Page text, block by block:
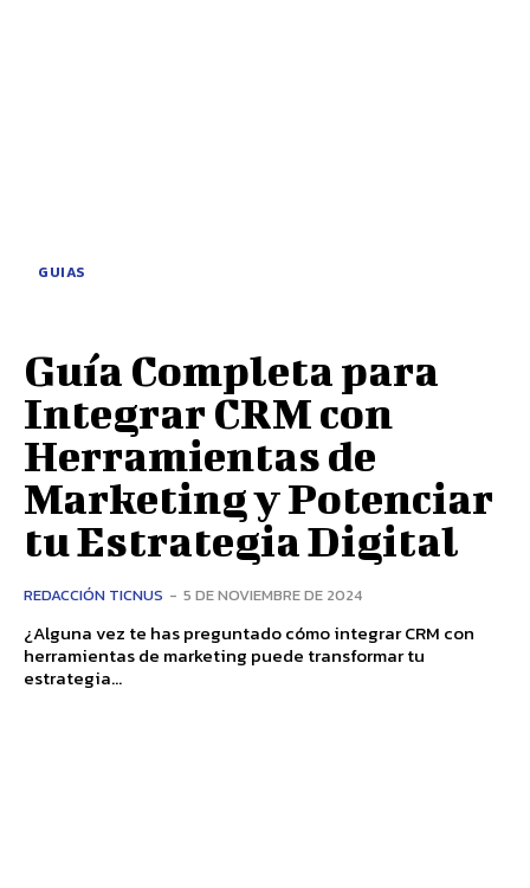
GUIAS
Guía Completa para
Integrar CRM con
Herramientas de
Marketing y Potenciar
tu Estrategia Digital
REDACCIÓN TICNUS - 5 DE NOVIEMBRE DE 2024
¿Alguna vez te has preguntado cómo integrar CRM con
herramientas de marketing puede transformar tu
estrategia...